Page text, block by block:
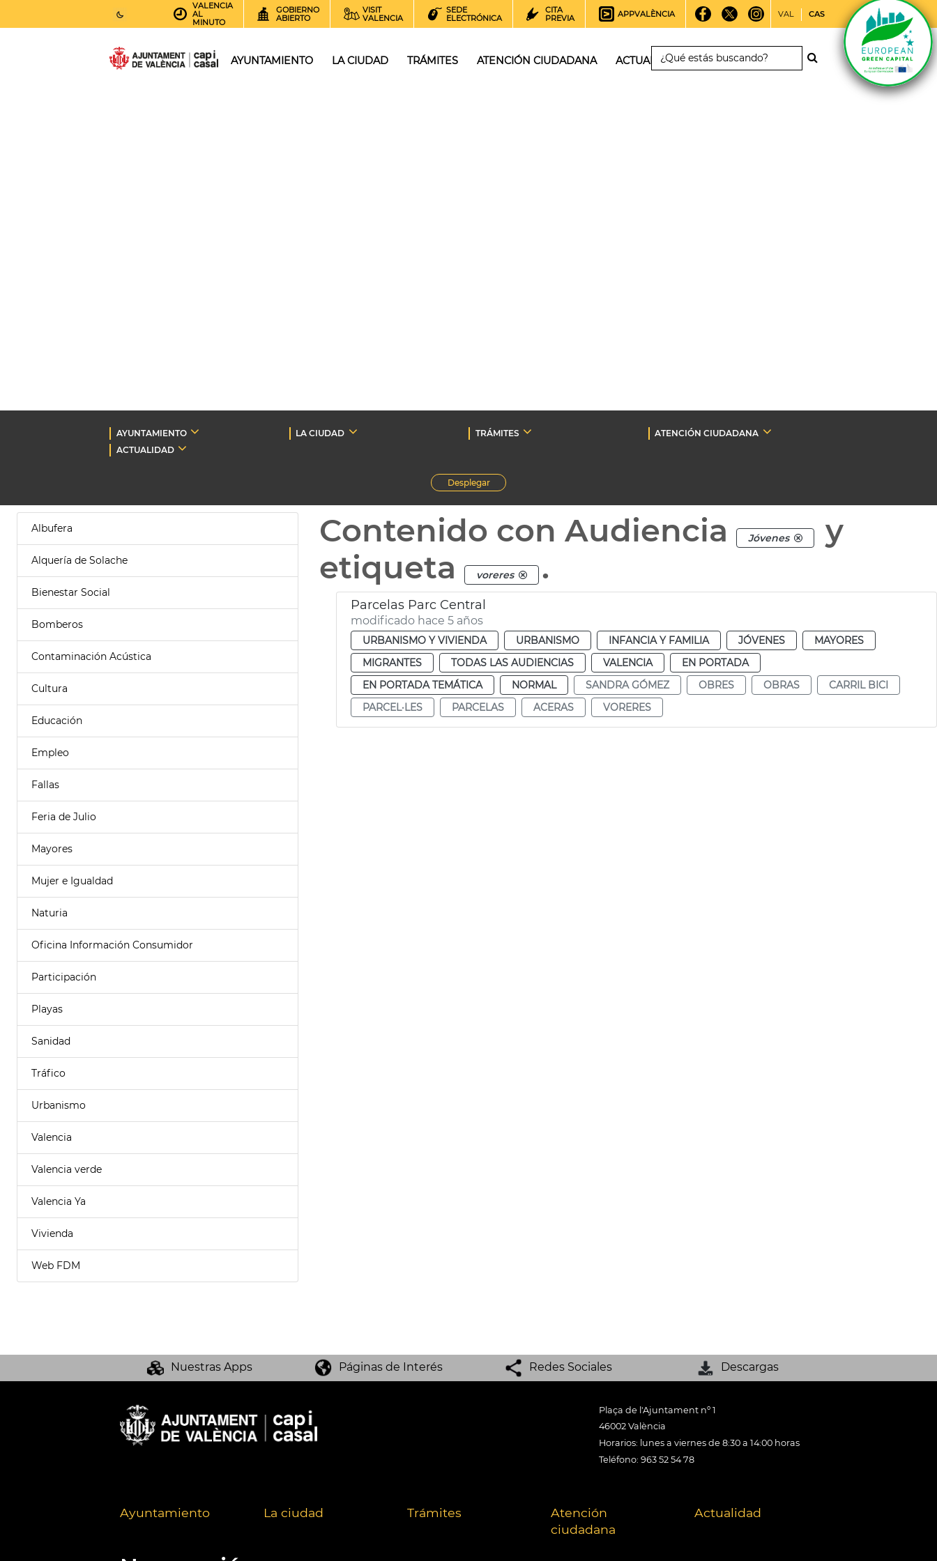
AEMET.GRADOS
VALENCIA
AL
MINUTO
GOBIERNO
ABIERTO
VISIT
VALENCIA
SEDE
ELECTRÓNICA
CITA
PREVIA
APPVALÈNCIA VAL CAS
AYUNTAMIENTO LA CIUDAD TRÁMITES ATENCIÓN CIUDADANA ACTUALIDAD
AYUNTAMIENTO LA CIUDAD TRÁMITES
ATENCIÓN CIUDADANA
ACTUALIDAD
Desplegar
Albufera
Alquería de Solache
Bienestar Social
Bomberos
Contaminación Acústica
Cultura
Educación
Empleo
Fallas
Feria de Julio
Mayores
Mujer e Igualdad
Naturia
Oficina Información Consumidor
Participación
Playas
Sanidad
Tráfico
Urbanismo
Valencia
Valencia verde
Valencia Ya
Vivienda
Web FDM
Contenido con Audiencia Jóvenes
y
etiqueta
voreres .
Parcelas Parc Central
modificado hace 5 años
URBANISMO Y VIVIENDA URBANISMO INFANCIA Y FAMILIA JÓVENES
MAYORES
MIGRANTES
TODAS LAS AUDIENCIAS VALENCIA
EN PORTADA
EN PORTADA TEMÁTICA
NORMAL SANDRA GÓMEZ OBRES OBRAS
CARRIL BICI
PARCEL·LES
PARCELAS ACERAS VORERES
Nuestras Apps Páginas de Interés Redes Sociales Descargas
Plaça de l'Ajuntament nº 1
46002 València
Horarios: lunes a viernes de 8:30 a 14:00 horas
Teléfono: 963 52 54 78
Ayuntamiento La ciudad Trámites
Atención
ciudadana
Actualidad